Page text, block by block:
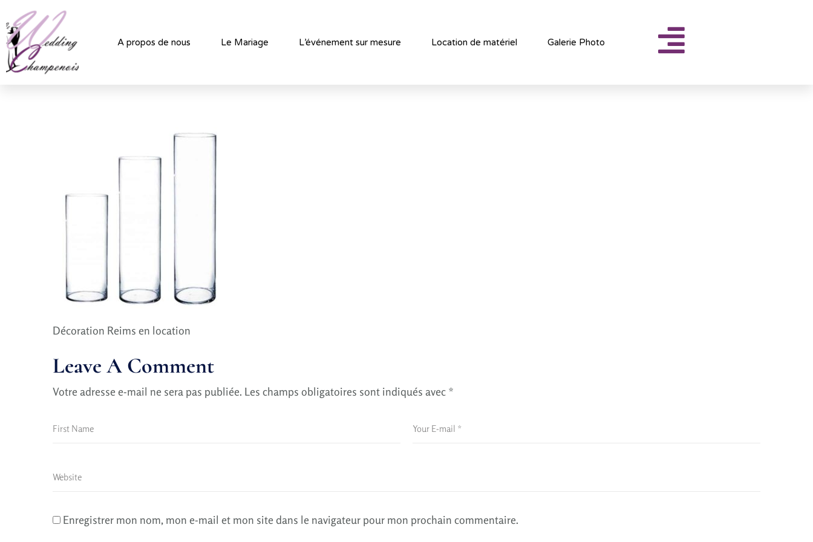
A propos de nous Le Mariage L’événement sur mesure Location de matériel Galerie Photo
Décoration Reims en location
Leave A Comment
Votre adresse e-mail ne sera pas publiée. Les champs obligatoires sont indiqués avec *
Enregistrer mon nom, mon e-mail et mon site dans le navigateur pour mon prochain commentaire.